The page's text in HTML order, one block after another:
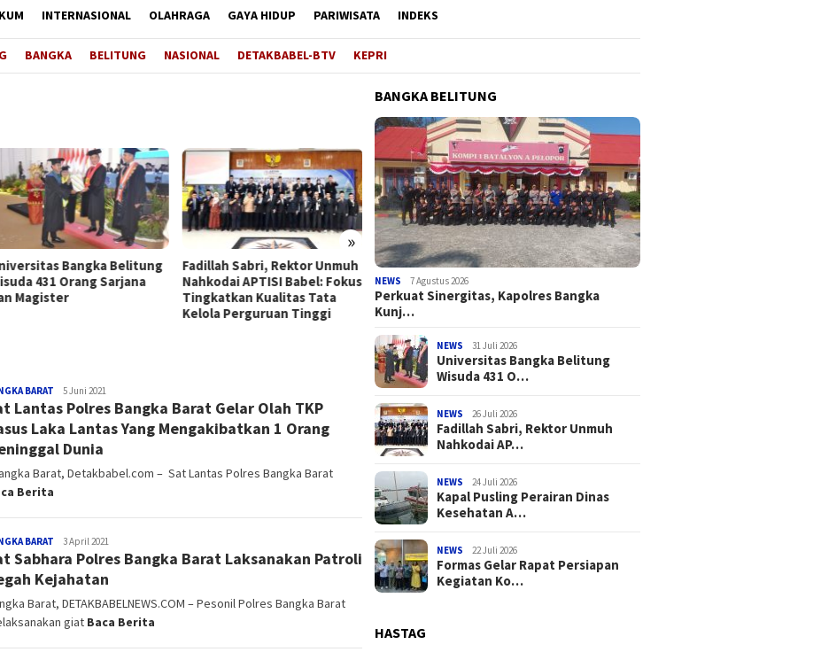
INTERNASIONAL OLAHRAGA GAYA HIDUP PARIWISATA INDEKS
BANGKA BELITUNG NASIONAL DETAKBABEL-BTV KEPRI
»
Sabri, Rektor Unmuh
APTISI Babel: Fokus
Kualitas Tata
Kapal Pusling Perairan Dinas
Kesehatan Akan Beraktivitas
Seperti Semula
Formas Gelar Rapat
Persiapan Kegiatan
Konsolidasi Nasional
Perkuat Sinergitas, Kapolres
Brimob Kompi I Batalyon A
BARAT Admin_detak
5 Juni 2021
Lantas Polres Bangka Barat Gelar Olah TKP
Laka Lantas Yang Mengakibatkan 1 Orang
Dunia
Barat, Detakbabel.com – Sat Lantas Polres Bangka Barat
Berita
BARAT Admin_detak
3 April 2021
Sabhara Polres Bangka Barat Laksanakan Patroli
Kejahatan
Barat, DETAKBABELNEWS.COM – Pesonil Polres Bangka Barat
giat Baca Berita
BANGKA BELITUNG
NEWS 7 Agustus 2026
Perkuat Sinergitas, Kapolres Bangka
Kunj…
NEWS 31 Juli 2026
Universitas Bangka Belitung
Wisuda 431 O…
NEWS 26 Juli 2026
Fadillah Sabri, Rektor Unmuh
Nahkodai AP…
NEWS 24 Juli 2026
Kapal Pusling Perairan Dinas
Kesehatan A…
NEWS 22 Juli 2026
Formas Gelar Rapat Persiapan
Kegiatan Ko…
HASTAG